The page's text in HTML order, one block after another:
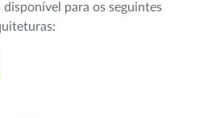
para os seguintes